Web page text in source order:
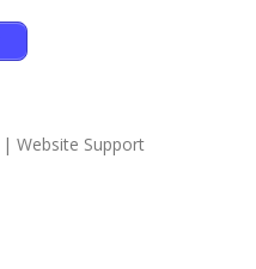
| Website Support